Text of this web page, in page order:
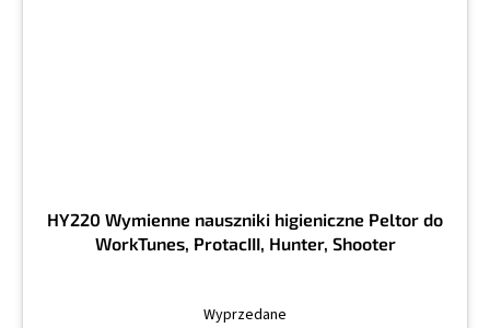
HY220 Wymienne nauszniki higieniczne Peltor do
WorkTunes, ProtacIII, Hunter, Shooter
Wyprzedane